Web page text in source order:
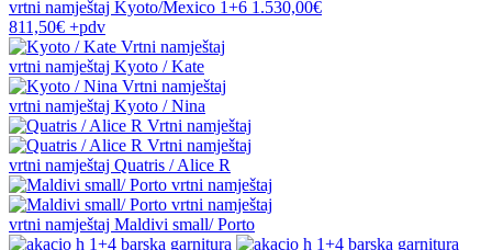
vrtni namještaj Kyoto/Mexico 1+6 1.530,00€
811,50€ +pdv
vrtni namještaj Kyoto / Kate
vrtni namještaj Kyoto / Nina
vrtni namještaj Quatris / Alice R
vrtni namještaj Maldivi small/ Porto